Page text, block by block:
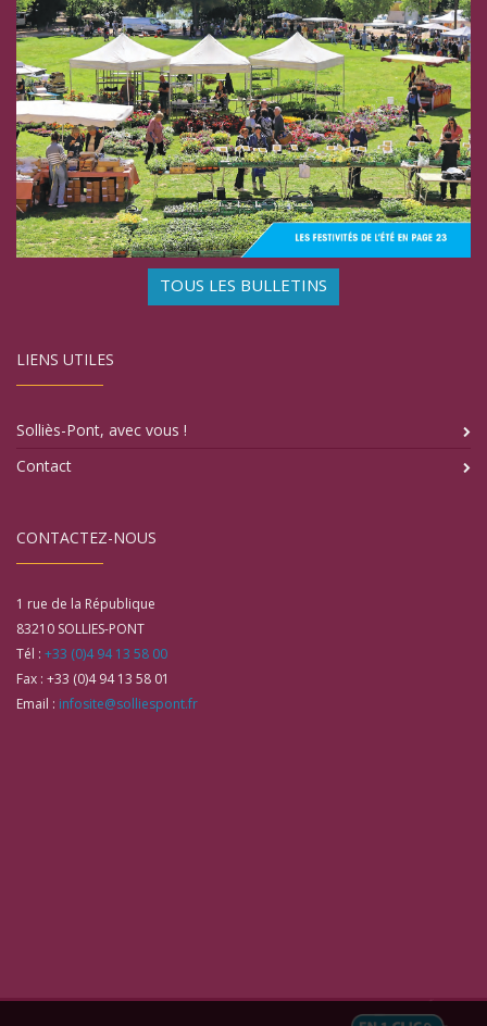
TOUS LES BULLETINS
LIENS UTILES
Solliès-Pont, avec vous !
Contact
CONTACTEZ-NOUS
1 rue de la République
83210 SOLLIES-PONT
Tél : +33 (0)4 94 13 58 00
Fax : +33 (0)4 94 13 58 01
Email : infosite@solliespont.fr